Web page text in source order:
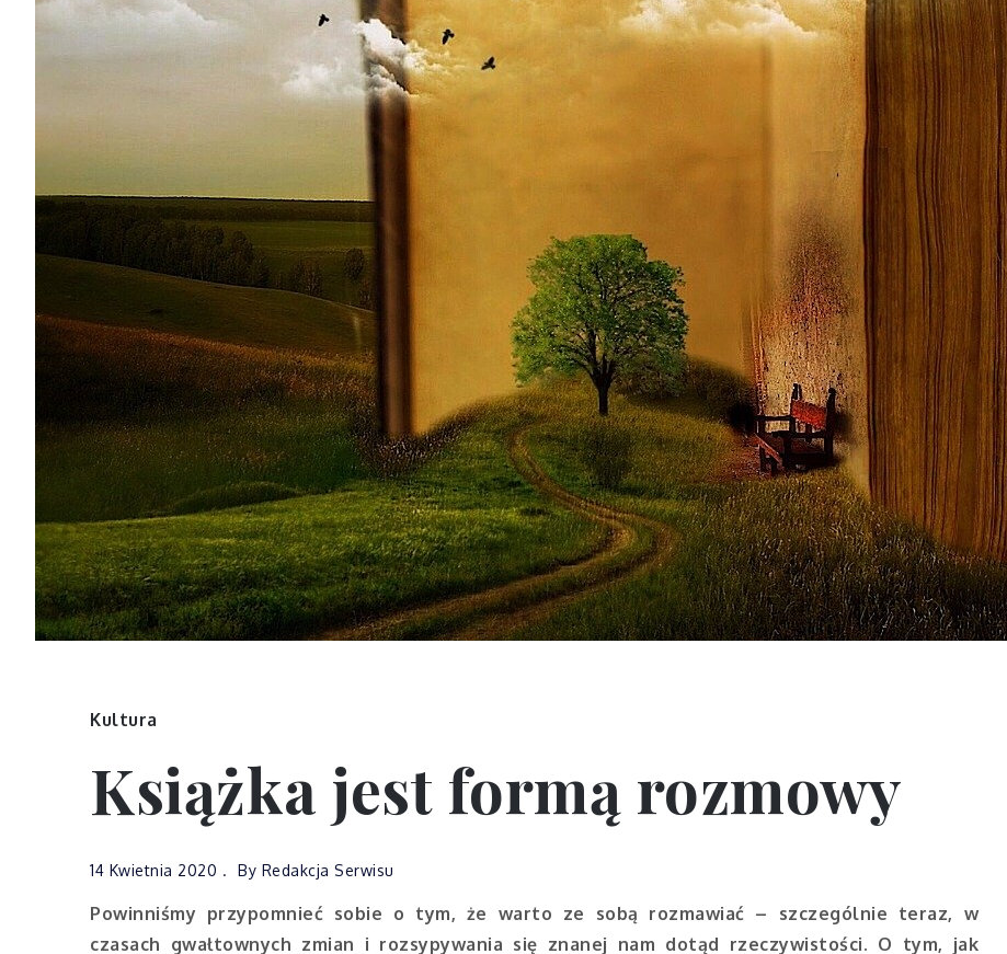
Kultura
Książka jest formą rozmowy
14 Kwietnia 2020 By Redakcja Serwisu
Powinniśmy przypomnieć sobie o tym, że warto ze sobą rozmawiać – szczególnie teraz, w
czasach gwałtownych zmian i rozsypywania się znanej nam dotąd rzeczywistości. O tym, jak